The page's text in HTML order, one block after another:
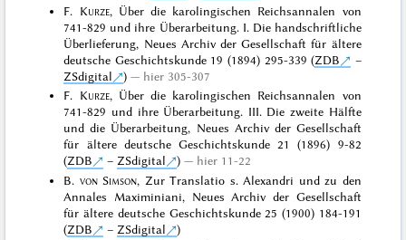
F. Kurze, Über die karolingischen Reichsannalen von
741-829 und ihre Überarbeitung. I. Die handschriftliche
Überlieferung, Neues Archiv der Gesellschaft für ältere
deutsche Geschichtskunde 19 (1894) 295-339 (ZDB
–
ZSdigital
)
hier 305-307
F. Kurze, Über die karolingischen Reichsannalen von
741-829 und ihre Überarbeitung. III. Die zweite Hälfte
und die Überarbeitung, Neues Archiv der Gesellschaft
für ältere deutsche Geschichtskunde 21 (1896) 9-82
(ZDB –ZSdigital )
hier 11-22
B. von Simson, Zur Translatio s. Alexandri und zu den
Annales Maximiniani, Neues Archiv der Gesellschaft
für ältere deutsche Geschichtskunde 25 (1900) 184-191
(ZDB – ZSdigital
)